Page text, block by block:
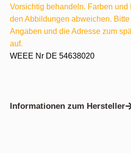
Vorsichtig behandeln. Farben und
den Abbildungen abweichen.
Angaben und die Adresse zum
auf.
WEEE Nr DE 54638020
Informationen zum Hersteller